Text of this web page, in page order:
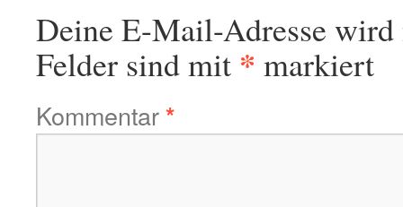
Deine E-Mail-Adresse
Felder sind mit * markiert
Kommentar*